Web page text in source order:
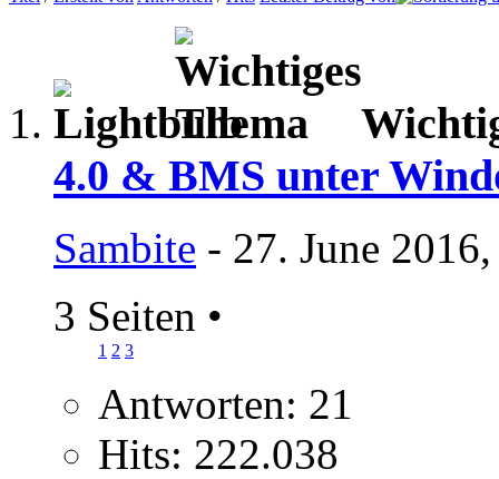
4.0 & BMS unter
Sambite - 27. June
3 Seiten •
1 2 3
Antworten: 21
Hits: 222.038